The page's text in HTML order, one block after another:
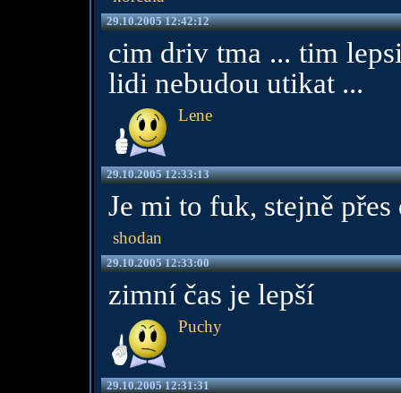
29.10.2005 12:42:12
cim driv tma ... tim
lidi nebudou utikat ...
Lene
29.10.2005 12:33:13
Je mi to fuk, stejně
shodan
29.10.2005 12:33:00
zimní čas je lepší
Puchy
29.10.2005 12:31:31